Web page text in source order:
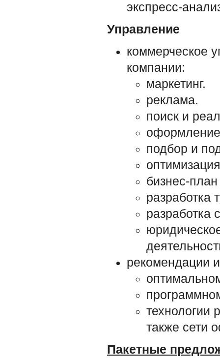
экспресс-
Управление
коммерческое
компании:
маркетинг.
реклама.
поиск и
подбор и
бизнес-план
разработка
разработка
рекомендации
технологии
также сети
Пакетные